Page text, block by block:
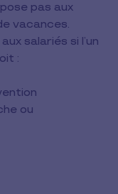
pas aux
vacances.
salariés si l’un
:
ou